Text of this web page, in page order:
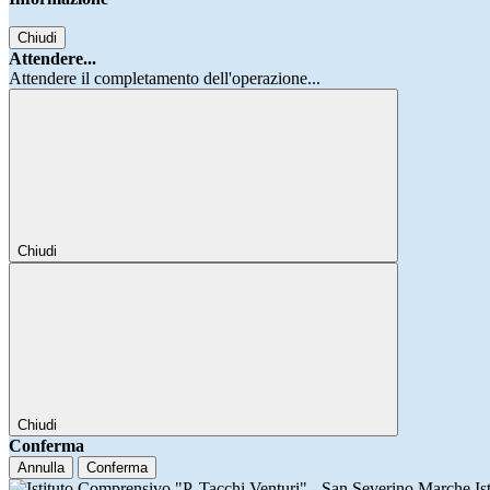
Chiudi
Attendere...
Attendere il completamento dell'operazione...
Chiudi
Chiudi
Conferma
Annulla Conferma